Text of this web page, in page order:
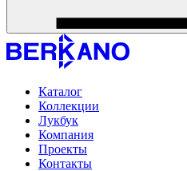
Каталог
Коллекции
Лукбук
Компания
Проекты
Контакты